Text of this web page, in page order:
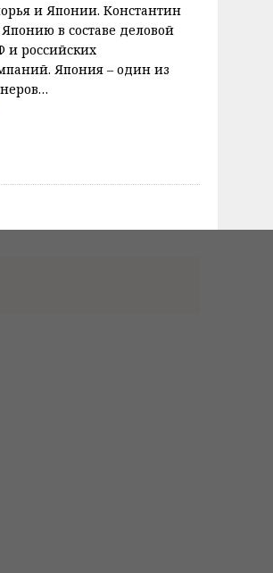
и Японии. Константин
в составе деловой
и российских
Япония – один из